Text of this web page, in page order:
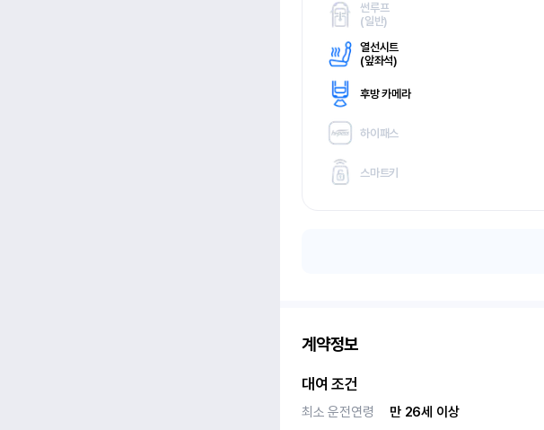
썬루프
(일반)
열선시트
(앞좌석)
후방 카메라
하이패스
스마트키
계약정보
대여 조건
최소 운전연령
만 26세 이상